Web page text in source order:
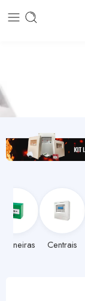
Centrais